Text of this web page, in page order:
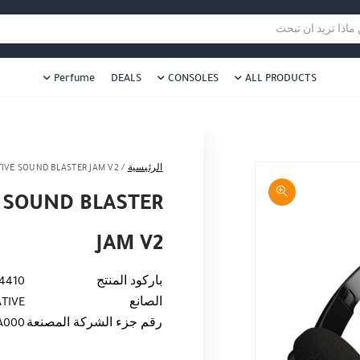
هل نزلت التطبيق ليصلك كل جديد ؟تريد ان تبحث
ALL PRODUCTS
CONSOLES
DEALS
Perfume
الرئيسية /
SOUND BLASTER JAM V2
BLASTER
JAM V2
باركود المنتج
الصانع
رقم جزء الشركة المصنعة